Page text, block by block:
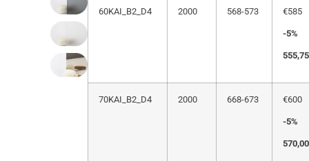
60KAI_B2_D4 2000 568-573 €585
-5%
555,75
70KAI_B2_D4 2000 668-673 €600
-5%
570,00